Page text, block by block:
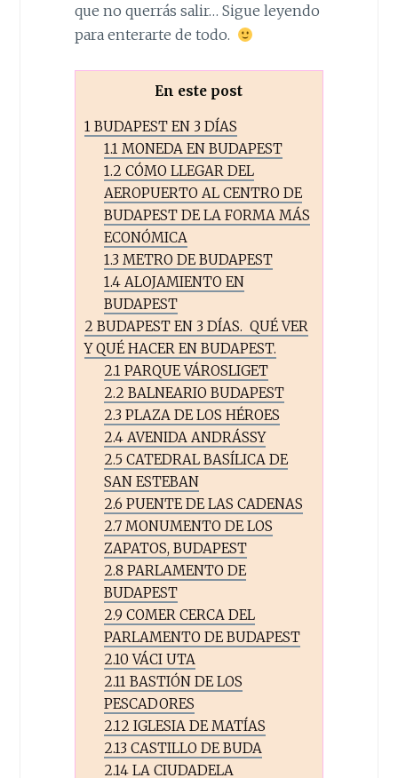
que no querrás salir… Sigue leyendo
para enterarte de todo.
En este post
1 BUDAPEST EN 3 DÍAS
1.1 MONEDA EN BUDAPEST
1.2 CÓMO LLEGAR DEL
AEROPUERTO AL CENTRO DE
BUDAPEST DE LA FORMA MÁS
ECONÓMICA
1.3 METRO DE BUDAPEST
1.4 ALOJAMIENTO EN
BUDAPEST
2 BUDAPEST EN 3 DÍAS. QUÉ VER
Y QUÉ HACER EN BUDAPEST.
2.1 PARQUE VÁROSLIGET
2.2 BALNEARIO BUDAPEST
2.3 PLAZA DE LOS HÉROES
2.4 AVENIDA ANDRÁSSY
2.5 CATEDRAL BASÍLICA DE
SAN ESTEBAN
2.6 PUENTE DE LAS CADENAS
2.7 MONUMENTO DE LOS
ZAPATOS, BUDAPEST
2.8 PARLAMENTO DE
BUDAPEST
2.9 COMER CERCA DEL
PARLAMENTO DE BUDAPEST
2.10 VÁCI UTA
2.11 BASTIÓN DE LOS
PESCADORES
2.12 IGLESIA DE MATÍAS
2.13 CASTILLO DE BUDA
2.14 LA CIUDADELA